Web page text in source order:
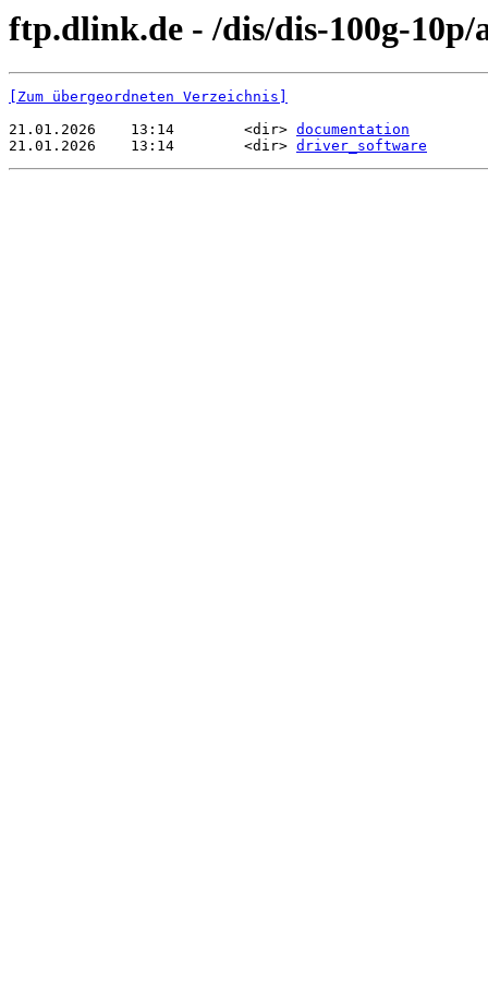
ftp.dlink.de - /dis/dis-100g-10p/
[Zum übergeordneten Verzeichnis]
21.01.2026    13:14        <dir> documentation
21.01.2026    13:14        <dir> driver_software